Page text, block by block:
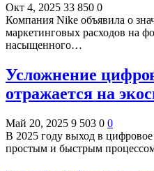
Окт 4, 2025 33 850 0
Компания Nike объявила о
маркетинговых расходов на
насыщенного…
Усложнение
отражается на
Май 20, 2025 9 503 0 0
В 2025 году выход в цифровое
простым и быстрым